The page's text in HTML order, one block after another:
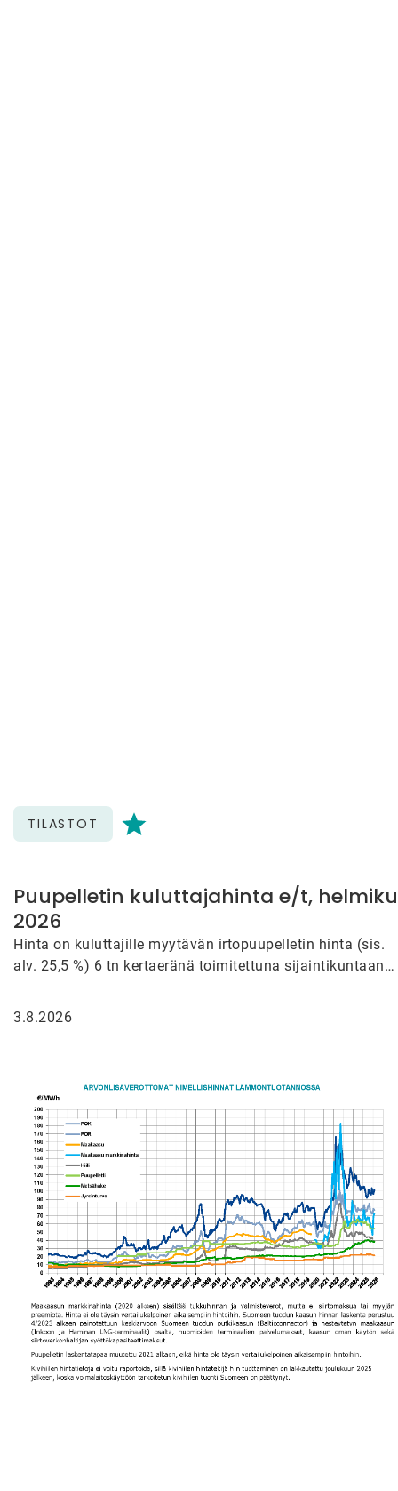
TILASTOT
Puupelletin kuluttajahinta e/t,
2026
Hinta on kuluttajille myytävän irtopuupelletin hinta (sis.
alv. 25,5 %) 6 tn kertaeränä toimitettuna sijaintikuntaan
3.8.2026